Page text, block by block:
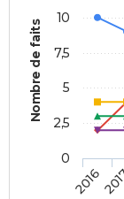
Nombre de faits
2016
0
2,5
5
7,5
10